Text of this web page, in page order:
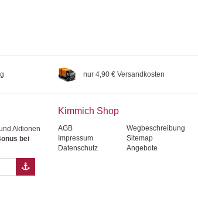
nur 4,90 € Versandkosten
Aktionen
bei
Kimmich Shop
AGB
Wegbeschreibung
Impressum
Sitemap
Datenschutz
Angebote